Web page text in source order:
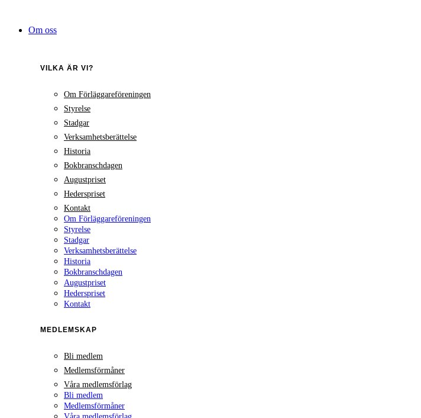
innehållOm oss
VILKA ÄR VI?
Om Förläggareföreningen
Styrelse
Stadgar
Verksamhetsberättelse
Historia
Bokbranschdagen
Augustpriset
Hederspriset
Kontakt
Om Förläggareföreningen
Styrelse
Stadgar
Verksamhetsberättelse
Historia
Bokbranschdagen
Augustpriset
Hederspriset
Kontakt
MEDLEMSKAP
Bli medlem
Medlemsförmåner
Våra medlemsförlag
Bli medlem
Medlemsförmåner